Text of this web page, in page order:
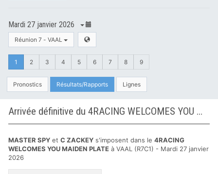
Mardi 27 janvier 2026
Réunion 7 - VAAL
1 2 3 4 5 6 7 8 9
Pronostics Résultats/Rapports Lignes
Arrivée définitive du 4RACING WELCOMES YOU MAIDEN PLATE à VAAL
MASTER SPY et C ZACKEY s'imposent dans le 4RACING
WELCOMES YOU MAIDEN PLATE à VAAL (R7C1) - Mardi 27 janvier
2026